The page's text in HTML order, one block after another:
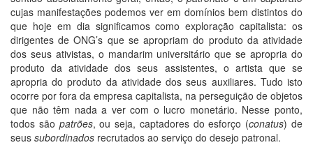
cujas manifestações podemos ver em domínios bem distintos do
que hoje em dia significamos como exploração capitalista: os
dirigentes de ONG’s que se apropriam do produto da atividade
dos seus ativistas, o mandarim universitário que se apropria do
produto da atividade dos seus assistentes, o artista que se
apropria do produto da atividade dos seus auxiliares. Tudo isto
ocorre por fora da empresa capitalista, na perseguição de objetos
que não têm nada a ver com o lucro monetário. Nesse ponto,
todos são patrões, ou seja, captadores do esforço (conatus) de
seus subordinados recrutados ao serviço do desejo patronal.